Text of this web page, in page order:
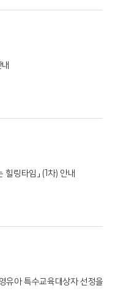
힐링타임」 (1차) 안내
유아 특수교육대상자 선정을 위